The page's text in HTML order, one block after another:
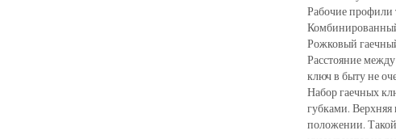
Рабочие профили
Рожковый
Расстояние
ключ в быту не
Набор гаечных
губками.
положении.